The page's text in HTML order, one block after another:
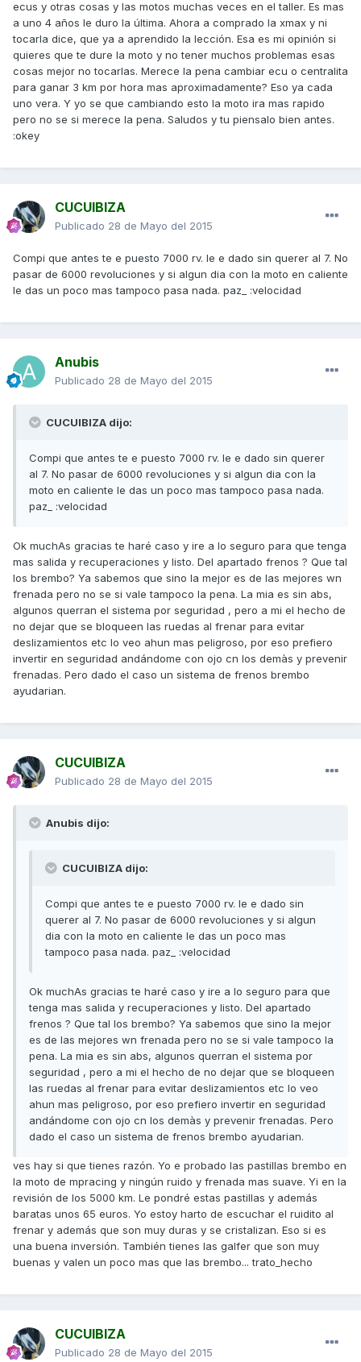
ecus y otras cosas y las motos muchas veces en el taller. Es mas
a uno 4 años le duro la última. Ahora a comprado la xmax y ni
tocarla dice, que ya a aprendido la lección. Esa es mi opinión si
quieres que te dure la moto y no tener muchos problemas esas
cosas mejor no tocarlas. Merece la pena cambiar ecu o centralita
para ganar 3 km por hora mas aproximadamente? Eso ya cada
uno vera. Y yo se que cambiando esto la moto ira mas rapido
pero no se si merece la pena. Saludos y tu piensalo bien antes.
:okey
CUCUIBIZA
Publicado 28 de Mayo del 2015
Compi que antes te e puesto 7000 rv. le e dado sin querer al 7. No
pasar de 6000 revoluciones y si algun dia con la moto en caliente
le das un poco mas tampoco pasa nada. paz_ :velocidad
Anubis
Publicado 28 de Mayo del 2015
CUCUIBIZA dijo:
Compi que antes te e puesto 7000 rv. le e dado sin querer
al 7. No pasar de 6000 revoluciones y si algun dia con la
moto en caliente le das un poco mas tampoco pasa nada.
paz_ :velocidad
Ok muchAs gracias te haré caso y ire a lo seguro para que tenga
mas salida y recuperaciones y listo. Del apartado frenos ? Que tal
los brembo? Ya sabemos que sino la mejor es de las mejores wn
frenada pero no se si vale tampoco la pena. La mia es sin abs,
algunos querran el sistema por seguridad , pero a mi el hecho de
no dejar que se bloqueen las ruedas al frenar para evitar
deslizamientos etc lo veo ahun mas peligroso, por eso prefiero
invertir en seguridad andándome con ojo cn los demàs y prevenir
frenadas. Pero dado el caso un sistema de frenos brembo
ayudarian.
CUCUIBIZA
Publicado 28 de Mayo del 2015
Anubis dijo:
CUCUIBIZA dijo:
Compi que antes te e puesto 7000 rv. le e dado sin
querer al 7. No pasar de 6000 revoluciones y si algun
dia con la moto en caliente le das un poco mas
tampoco pasa nada. paz_ :velocidad
Ok muchAs gracias te haré caso y ire a lo seguro para que
tenga mas salida y recuperaciones y listo. Del apartado
frenos ? Que tal los brembo? Ya sabemos que sino la mejor
es de las mejores wn frenada pero no se si vale tampoco la
pena. La mia es sin abs, algunos querran el sistema por
seguridad , pero a mi el hecho de no dejar que se bloqueen
las ruedas al frenar para evitar deslizamientos etc lo veo
ahun mas peligroso, por eso prefiero invertir en seguridad
andándome con ojo cn los demàs y prevenir frenadas. Pero
dado el caso un sistema de frenos brembo ayudarian.
ves hay si que tienes razón. Yo e probado las pastillas brembo en
la moto de mpracing y ningún ruido y frenada mas suave. Yi en la
revisión de los 5000 km. Le pondré estas pastillas y además
baratas unos 65 euros. Yo estoy harto de escuchar el ruidito al
frenar y además que son muy duras y se cristalizan. Eso si es
una buena inversión. También tienes las galfer que son muy
buenas y valen un poco mas que las brembo... trato_hecho
CUCUIBIZA
Publicado 28 de Mayo del 2015